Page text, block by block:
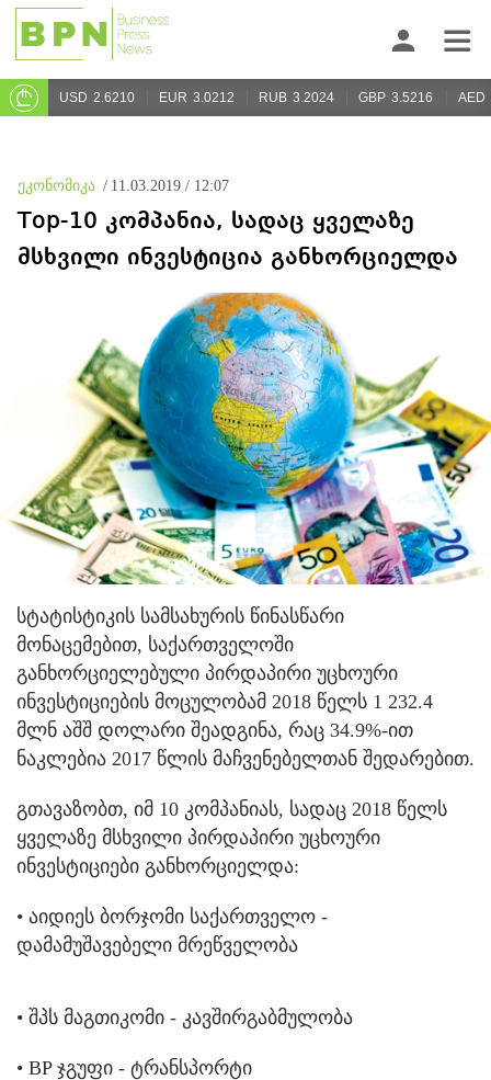
USD 2.6210 EUR 3.0212 RUB 3.2024 GBP 3.5216 AED
ეკონომიკა / 11.03.2019 / 12:07
Top-10 კომპანია, სადაც ყველაზე
მსხვილი ინვესტიცია განხორციელდა
სტატისტიკის სამსახურის წინასწარი
მონაცემებით, საქართველოში
განხორციელებული პირდაპირი უცხოური
ინვესტიციების მოცულობამ 2018 წელს 1 232.4
მლნ აშშ დოლარი შეადგინა, რაც 34.9%-ით
ნაკლებია 2017 წლის მაჩვენებელთან შედარებით.
გთავაზობთ, იმ 10 კომპანიას, სადაც 2018 წელს
ყველაზე მსხვილი პირდაპირი უცხოური
ინვესტიციები განხორციელდა:
• აიდიეს ბორჯომი საქართველო -
დამამუშავებელი მრეწველობა
• შპს მაგთიკომი - კავშირგაბმულობა
• BP ჯგუფი - ტრანსპორტი